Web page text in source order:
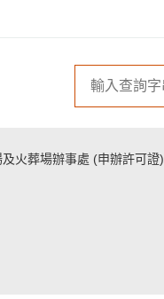
火葬場辦事處 (申辦許可證)